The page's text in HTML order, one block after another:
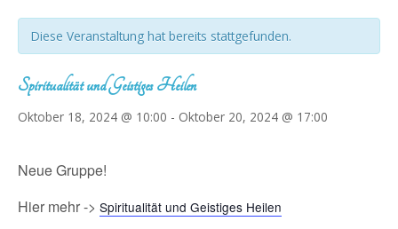
Diese Veranstaltung hat bereits stattgefunden.
Spiritualität und Geistiges Heilen
Oktober 18, 2024 @ 10:00 - Oktober 20, 2024 @ 17:00
Neue Gruppe!
Hier mehr -> Spiritualität und Geistiges Heilen